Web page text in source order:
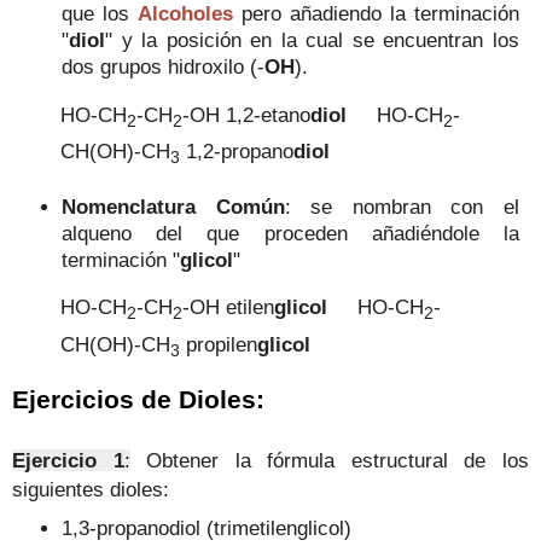
que los Alcoholes pero añadiendo la terminación
"diol" y la posición en la cual se encuentran los
dos grupos hidroxilo (-OH).
HO-CH2-CH2-OH 1,2-etanodiol HO-CH2-
CH(OH)-CH3 1,2-propanodiol
Nomenclatura Común: se nombran con el
alqueno del que proceden añadiéndole la
terminación "glicol"
HO-CH2-CH2-OH etilenglicol HO-CH2-
CH(OH)-CH3 propilenglicol
Ejercicios de Dioles:
Ejercicio 1: Obtener la fórmula estructural de los
siguientes dioles:
1,3-propanodiol (trimetilenglicol)